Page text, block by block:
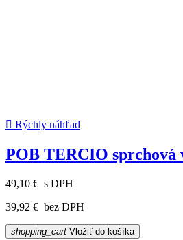
 Rýchly náhľad
POB TERCIO sprchová
49,10 € s DPH
39,92 € bez DPH
shopping_cart Vložiť do košíka